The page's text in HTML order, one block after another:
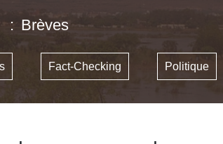
Brèves
Fact-Checking Politique